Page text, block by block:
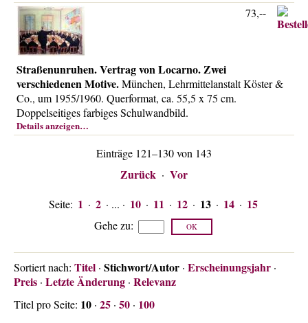
Straßenunruhen. Vertrag von Locarno. Zwei
verschiedenen Motive.München, Lehrmittelanstalt Köster &
Co., um 1955/1960. Querformat, ca. 55,5 x 75 cm.
Doppelseitiges farbiges Schulwandbild.
Details anzeigen…
73,--
Einträge 121–130 von 143
Zurück · Vor
Seite: 1 · 2 · ... · 10 · 11 · 12 · 13 · 14 · 15
Gehe zu:
Sortiert nach: Titel · Stichwort/Autor · Erscheinungsjahr ·
Preis · Letzte Änderung · Relevanz
Titel pro Seite: 10 · 25 · 50 · 100